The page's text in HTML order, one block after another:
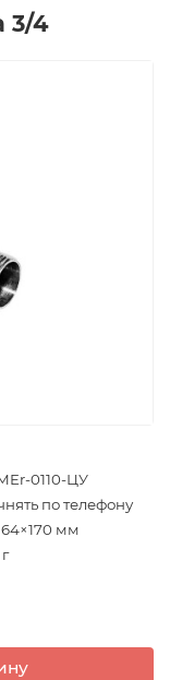
3/4
0110-ЦУ
по телефону
мм